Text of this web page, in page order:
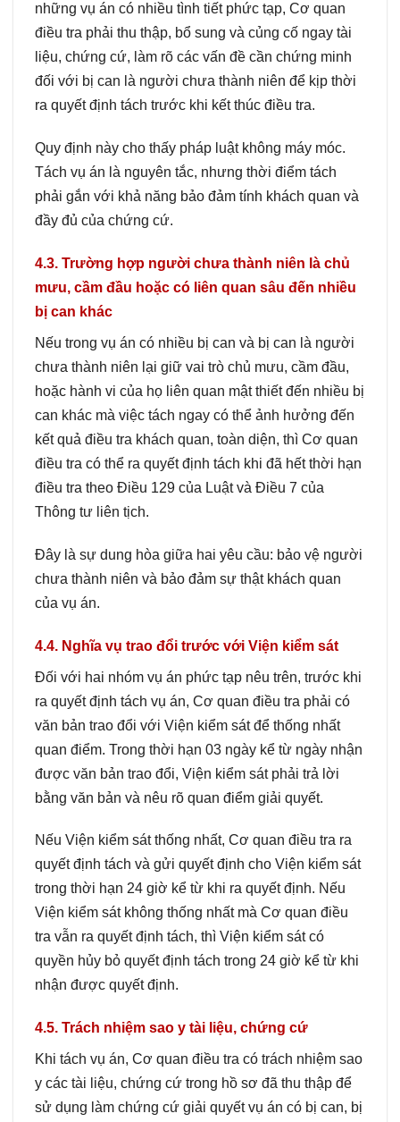
những vụ án có nhiều tình tiết phức tạp, Cơ quan
điều tra phải thu thập, bổ sung và củng cố ngay tài
liệu, chứng cứ, làm rõ các vấn đề cần chứng minh
đối với bị can là người chưa thành niên để kịp thời
ra quyết định tách trước khi kết thúc điều tra.
Quy định này cho thấy pháp luật không máy móc.
Tách vụ án là nguyên tắc, nhưng thời điểm tách
phải gắn với khả năng bảo đảm tính khách quan và
đầy đủ của chứng cứ.
4.3. Trường hợp người chưa thành niên là chủ
mưu, cầm đầu hoặc có liên quan sâu đến nhiều
bị can khác
Nếu trong vụ án có nhiều bị can và bị can là người
chưa thành niên lại giữ vai trò chủ mưu, cầm đầu,
hoặc hành vi của họ liên quan mật thiết đến nhiều bị
can khác mà việc tách ngay có thể ảnh hưởng đến
kết quả điều tra khách quan, toàn diện, thì Cơ quan
điều tra có thể ra quyết định tách khi đã hết thời hạn
điều tra theo Điều 129 của Luật và Điều 7 của
Thông tư liên tịch.
Đây là sự dung hòa giữa hai yêu cầu: bảo vệ người
chưa thành niên và bảo đảm sự thật khách quan
của vụ án.
4.4. Nghĩa vụ trao đổi trước với Viện kiểm sát
Đối với hai nhóm vụ án phức tạp nêu trên, trước khi
ra quyết định tách vụ án, Cơ quan điều tra phải có
văn bản trao đổi với Viện kiểm sát để thống nhất
quan điểm. Trong thời hạn 03 ngày kể từ ngày nhận
được văn bản trao đổi, Viện kiểm sát phải trả lời
bằng văn bản và nêu rõ quan điểm giải quyết.
Nếu Viện kiểm sát thống nhất, Cơ quan điều tra ra
quyết định tách và gửi quyết định cho Viện kiểm sát
trong thời hạn 24 giờ kể từ khi ra quyết định. Nếu
Viện kiểm sát không thống nhất mà Cơ quan điều
tra vẫn ra quyết định tách, thì Viện kiểm sát có
quyền hủy bỏ quyết định tách trong 24 giờ kể từ khi
nhận được quyết định.
4.5. Trách nhiệm sao y tài liệu, chứng cứ
Khi tách vụ án, Cơ quan điều tra có trách nhiệm sao
y các tài liệu, chứng cứ trong hồ sơ đã thu thập để
sử dụng làm chứng cứ giải quyết vụ án có bị can, bị